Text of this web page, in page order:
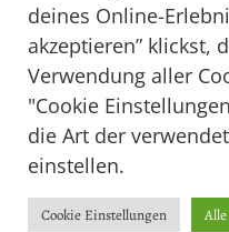
deines Online-
akzeptieren” klickst,
Verwendung aller
"Cookie
die Art der
einstellen.
Cookie Einstellungen